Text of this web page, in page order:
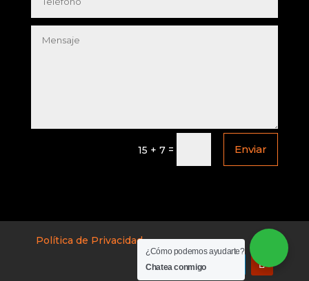
15 + 7 = Enviar
Política de Privacidad
¿Cómo podemos ayudarte?
Chatea conmigo